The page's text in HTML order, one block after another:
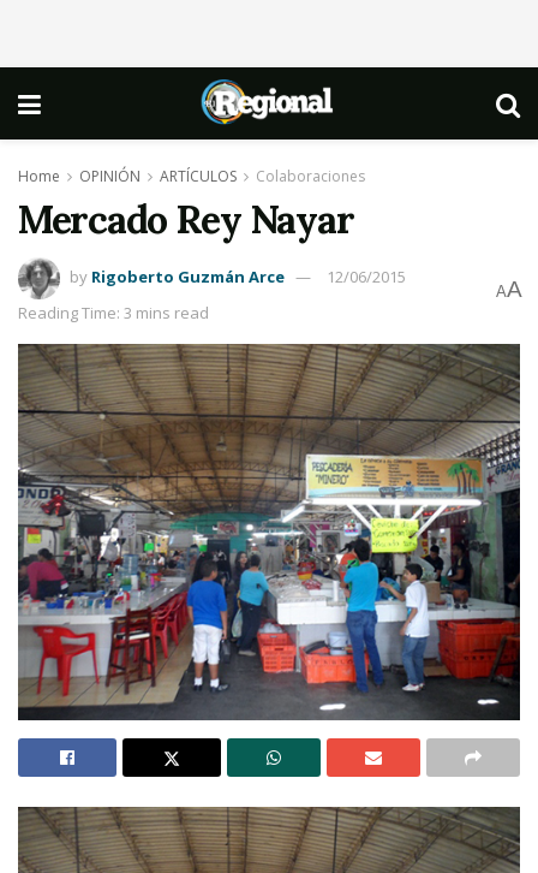
Home OPINIÓN ARTÍCULOS Colaboraciones
Mercado Rey Nayar
by Rigoberto Guzmán Arce
12/06/2015
Reading Time: 3 mins read
AA